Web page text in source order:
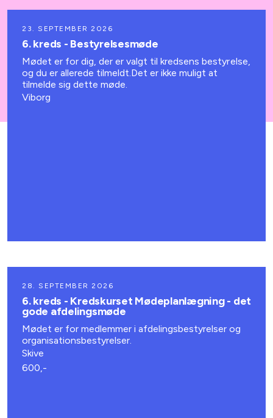
23. SEPTEMBER 2026
6. kreds - Bestyrelsesmøde
Mødet er for dig, der er valgt til kredsens bestyrelse,
og du er allerede tilmeldt.Det er ikke muligt at
tilmelde sig dette møde.
Viborg
28. SEPTEMBER 2026
6. kreds - Kredskurset Mødeplanlægning - det
gode afdelingsmøde
Mødet er for medlemmer i afdelingsbestyrelser og
organisationsbestyrelser.
Skive
600,-